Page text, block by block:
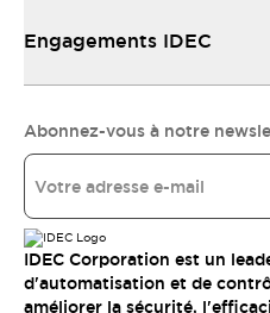
Engagements IDEC
Abonnez-vous à notre
IDEC Corporation est un
d'automatisation et de
améliorer la sécurité,